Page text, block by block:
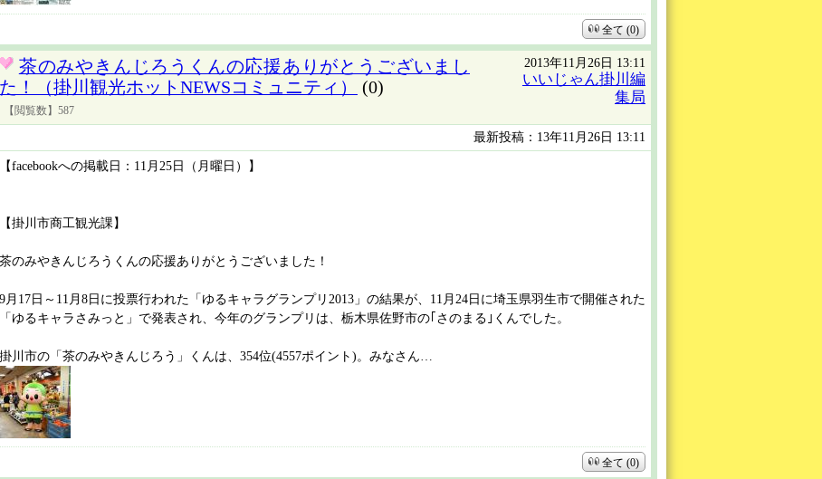
全て (0)
茶のみやきんじろうくんの応援ありがとうございまし
た！（掛川観光ホットNEWSコミュニティ）
(0)
【閲覧数】587
2013年11月26日 13:11
いいじゃん掛川編
集局
最新投稿：13年11月26日 13:11
【facebookへの掲載日：11月25日（月曜日）】
【掛川市商工観光課】
茶のみやきんじろうくんの応援ありがとうございました！
9月17日～11月8日に投票行われた「ゆるキャラグランプリ2013」の結果が、11月24日に埼玉県羽生市で開催された
「ゆるキャラさみっと」で発表され、今年のグランプリは、栃木県佐野市の｢さのまる｣くんでした。
掛川市の「茶のみやきんじろう」くんは、354位(4557ポイント)。みなさん…
全て (0)